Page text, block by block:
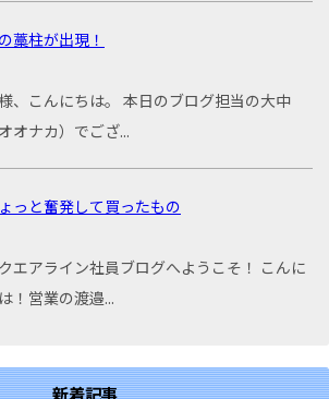
藁柱が出現！
、こんにちは。 本日のブログ担当の大中
オオナカ）でござ...
っと奮発して買ったもの
エアライン社員ブログへようこそ！ こんに
！営業の渡邉...
新着記事